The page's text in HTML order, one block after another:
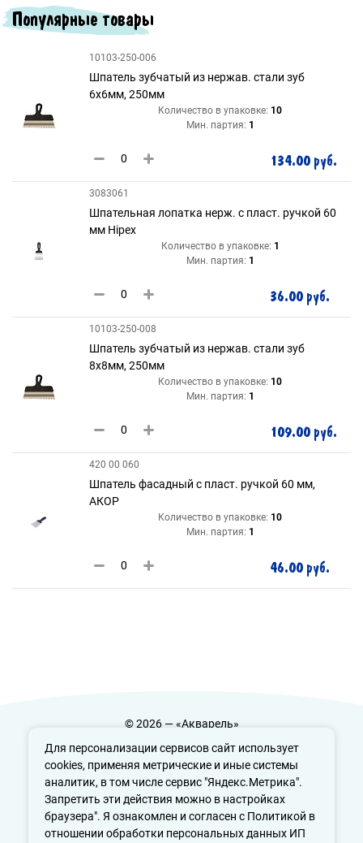
Для персонализации сервисов сайт использует
cookies, применяя метрические и иные системы
аналитик, в том числе сервис "Яндекс.Метрика".
Запретить эти действия можно в настройках
браузера". Я ознакомлен и согласен с Политикой в
отношении обработки персональных данных ИП
Популярные товары
10103-250-006
Шпатель зубчатый из нержав. стали зуб
6х6мм, 250мм
Количество в упаковке: 10
Мин. партия: 1
134.00 руб.
3083061
Шпательная лопатка нерж. с пласт. ручкой 60
мм Hipex
Количество в упаковке: 1
Мин. партия: 1
36.00 руб.
10103-250-008
Шпатель зубчатый из нержав. стали зуб
8х8мм, 250мм
Количество в упаковке: 10
Мин. партия: 1
109.00 руб.
420 00 060
Шпатель фасадный с пласт. ручкой 60 мм,
АКОР
Количество в упаковке: 10
Мин. партия: 1
46.00 руб.
© 2026 — «Акварель»
Политика конфиденциальности